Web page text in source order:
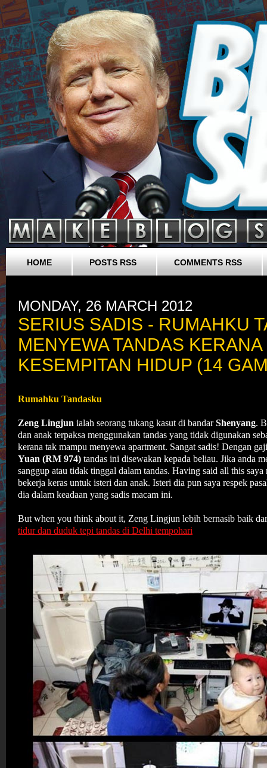
HOME POSTS RSS COMMENTS RSS
MONDAY, 26 MARCH 2012
SERIUS SADIS - RUMAHKU
MENYEWA TANDAS KERANA
KESEMPITAN HIDUP (14
Rumahku Tandasku
Zeng Lingjun ialah seorang tukang kasut di bandarShenyang.
dan anak terpaksa menggunakan tandas yang tidak digunakan
kerana tak mampu menyewa apartment. Sangat sadis! Dengan
Yuan (RM 974) tandas ini disewakan kepada beliau. Jika anda
sanggup atau tidak tinggal dalam tandas. Having said all this saya
bekerja keras untuk isteri dan anak. Isteri dia pun saya respek
dia dalam keadaan yang sadis macam ini.
But when you think about it, Zeng Lingjun lebih bernasib baik
tidur dan duduk tepi tandas di Delhi tempohari